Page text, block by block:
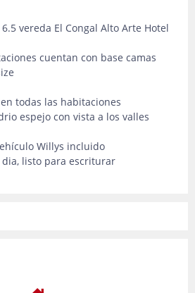
vereda El Congal Alto Arte Hotel
cuentan con base camas
en todas las habitaciones
espejo con vista a los valles
Willys incluido
dia, listo para escriturar